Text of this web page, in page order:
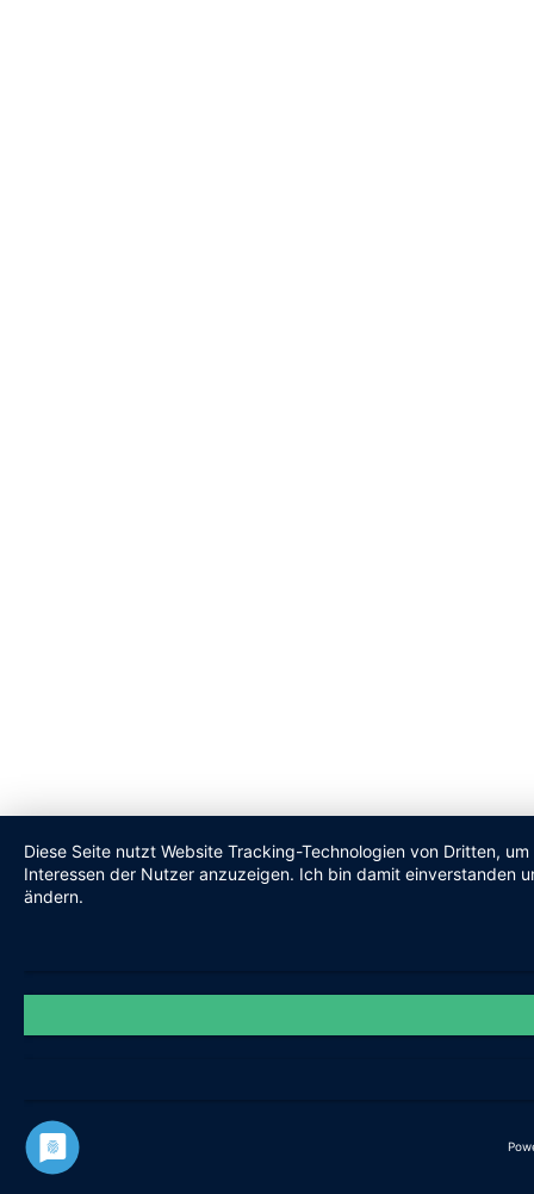
Diese Seite nutzt Website Tracking-Technologien von Dritten,
Interessen der Nutzer anzuzeigen. Ich bin damit einverstanden
ändern.